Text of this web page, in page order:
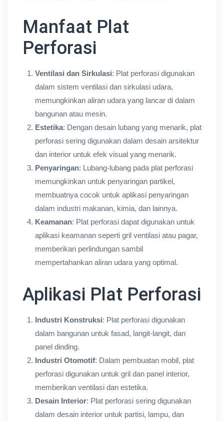
Manfaat Plat
Perforasi
Ventilasi dan Sirkulasi: Plat perforasi digunakan
dalam sistem ventilasi dan sirkulasi udara,
memungkinkan aliran udara yang lancar di dalam
bangunan atau mesin.
Estetika: Dengan desain lubang yang menarik, plat
perforasi sering digunakan dalam desain arsitektur
dan interior untuk efek visual yang menarik.
Penyaringan: Lubang-lubang pada plat perforasi
memungkinkan untuk penyaringan partikel,
membuatnya cocok untuk aplikasi penyaringan
dalam industri makanan, kimia, dan lainnya.
Keamanan: Plat perforasi dapat digunakan untuk
aplikasi keamanan seperti gril ventilasi atau pagar,
memberikan perlindungan sambil
mempertahankan aliran udara yang optimal.
Aplikasi Plat Perforasi
Industri Konstruksi: Plat perforasi digunakan
dalam bangunan untuk fasad, langit-langit, dan
panel dinding.
Industri Otomotif: Dalam pembuatan mobil, plat
perforasi digunakan untuk gril dan panel interior,
memberikan ventilasi dan estetika.
Desain Interior: Plat perforasi sering digunakan
dalam desain interior untuk partisi, lampu, dan